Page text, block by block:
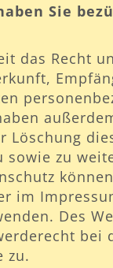
Sie
das Recht
Löschung
sowie zu
im
Des
bei
zu.